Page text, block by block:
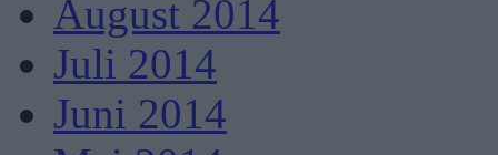
August 2014
Juli 2014
Juni 2014